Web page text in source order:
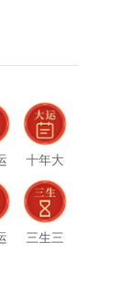
十年大
运
三生三